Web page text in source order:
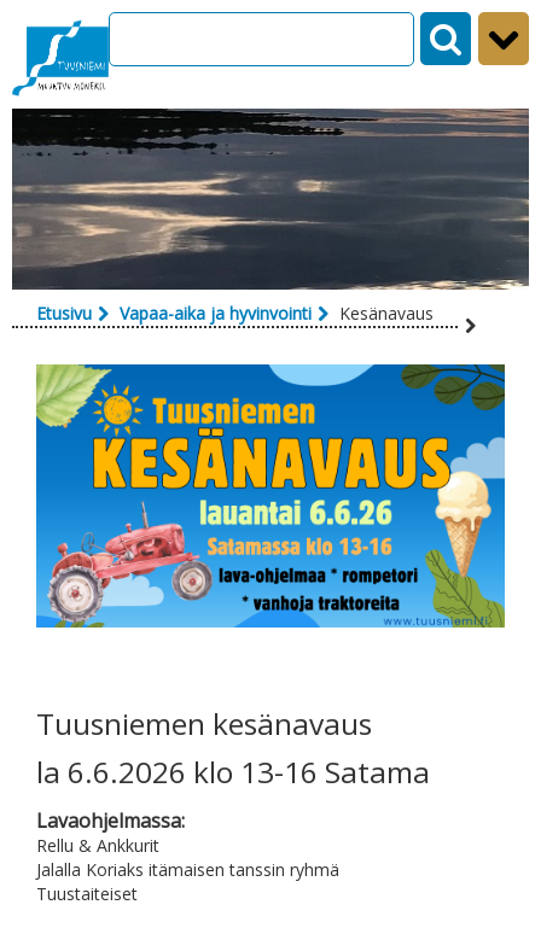
Siirry sisältöön
Etusivu Vapaa-aika ja hyvinvointi Kesänavaus
Tuusniemen kesänavaus
la 6.6.2026 klo 13-16 Satama
Lavaohjelmassa:
Rellu & Ankkurit
Jalalla Koriaks itämaisen tanssin ryhmä
Tuustaiteiset